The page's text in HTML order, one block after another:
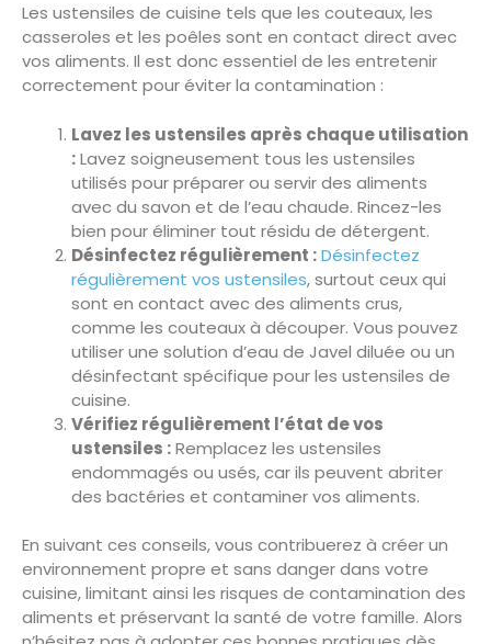
Les ustensiles de cuisine tels que les couteaux, les
casseroles et les poêles sont en contact direct avec
vos aliments. Il est donc essentiel de les entretenir
correctement pour éviter la contamination :
Lavez les ustensiles après chaque utilisation
:Lavez soigneusement tous les ustensiles
utilisés pour préparer ou servir des aliments
avec du savon et de l’eau chaude. Rincez-les
bien pour éliminer tout résidu de détergent.
Désinfectez régulièrement :Désinfectez
régulièrement vos ustensiles, surtout ceux qui
sont en contact avec des aliments crus,
comme les couteaux à découper. Vous pouvez
utiliser une solution d’eau de Javel diluée ou un
désinfectant spécifique pour les ustensiles de
cuisine.
Vérifiez régulièrement l’état de vos
ustensiles :Remplacez les ustensiles
endommagés ou usés, car ils peuvent abriter
des bactéries et contaminer vos aliments.
En suivant ces conseils, vous contribuerez à créer un
environnement propre et sans danger dans votre
cuisine, limitant ainsi les risques de contamination des
aliments et préservant la santé de votre famille. Alors